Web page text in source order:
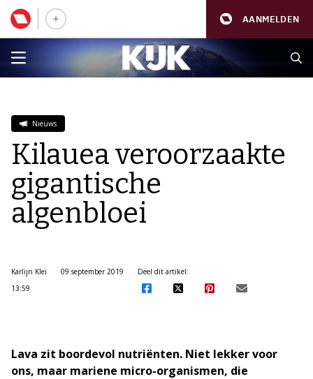
AANMELDEN
Nieuws
Kilauea veroorzaakte
gigantische
algenbloei
Karlijn Klei
09 september 2019
13:59
Deel dit artikel:
Lava zit boordevol nutriënten. Niet lekker voor
ons, maar mariene micro-organismen, die